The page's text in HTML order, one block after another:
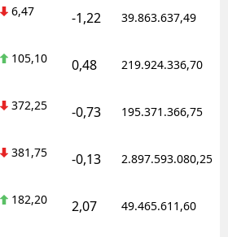
6,47 -1,22 39.863.637,49
105,10 0,48 219.924.336,70
372,25 -0,73 195.371.366,75
381,75 -0,13 2.897.593.080,25
182,20 2,07 49.465.611,60